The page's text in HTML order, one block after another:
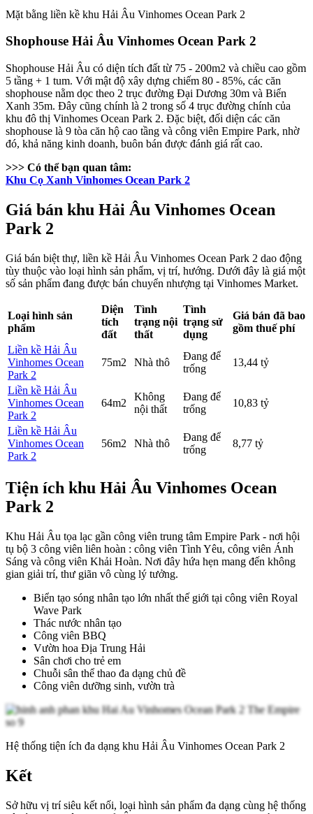
Mặt bằng liền kề khu Hải Âu Vinhomes Ocean Park 2
Shophouse Hải Âu Vinhomes Ocean Park 2
Shophouse Hải Âu có diện tích đất từ 75 - 200m2 và chiều cao gồm
5 tầng + 1 tum. Với mật độ xây dựng chiếm 80 - 85%, các căn
shophouse nằm dọc theo 2 trục đường Đại Dương 30m và Biển
Xanh 35m. Đây cũng chính là 2 trong số 4 trục đường chính của
khu đô thị Vinhomes Ocean Park 2. Đặc biệt, đối diện các căn
shophouse là 9 tòa căn hộ cao tầng và công viên Empire Park, nhờ
đó, khả năng kinh doanh, buôn bán được đánh giá rất cao.
>>> Có thể bạn quan tâm:
Khu Cọ Xanh Vinhomes Ocean Park 2
Giá bán khu Hải Âu Vinhomes Ocean
Park 2
Giá bán biệt thự, liền kề Hải Âu Vinhomes Ocean Park 2 dao động
tùy thuộc vào loại hình sản phẩm, vị trí, hướng. Dưới đây là giá một
số sản phẩm đang được bán chuyển nhượng tại Vinhomes Market.
Loại hình sản
phẩm
Diện
tích
đất
Tình
trạng nội
thất
Tình
trạng sử
dụng
Giá bán đã bao
gồm thuế phí
Liền kề Hải Âu
Vinhomes Ocean
Park 2
75m2 Nhà thô
Đang để
trống
13,44 tỷ
Liền kề Hải Âu
Vinhomes Ocean
Park 2
64m2
Không
nội thất
Đang để
trống
10,83 tỷ
Liền kề Hải Âu
Vinhomes Ocean
Park 2
56m2 Nhà thô
Đang để
trống
8,77 tỷ
Tiện ích khu Hải Âu Vinhomes Ocean
Park 2
Khu Hải Âu tọa lạc gần công viên trung tâm Empire Park - nơi hội
tụ bộ 3 công viên liên hoàn : công viên Tình Yêu, công viên Ánh
Sáng và công viên Khải Hoàn. Nơi đây hứa hẹn mang đến không
gian giải trí, thư giãn vô cùng lý tưởng.
Biển tạo sóng nhân tạo lớn nhất thế giới tại công viên Royal
Wave Park
Thác nước nhân tạo
Công viên BBQ
Vườn hoa Địa Trung Hải
Sân chơi cho trẻ em
Chuỗi sân thể thao đa dạng chủ đề
Công viên dưỡng sinh, vườn trà
Hệ thống tiện ích đa dạng khu Hải Âu Vinhomes Ocean Park 2
Kết
Sở hữu vị trí siêu kết nối, loại hình sản phẩm đa dạng cùng hệ thống